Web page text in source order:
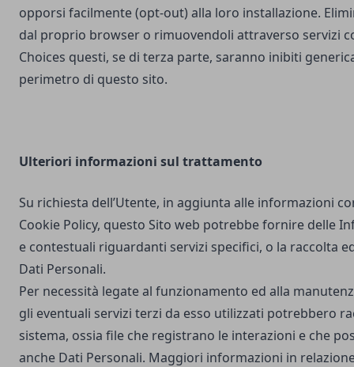
opporsi facilmente (opt-out) alla loro installazione.
dal proprio browser o rimuovendoli attraverso servizi
Choices questi, se di terza parte, saranno inibiti
perimetro di questo sito.
Ulteriori informazioni sul trattamento
Su richiesta dell’Utente, in aggiunta alle informazioni
Cookie Policy, questo Sito web potrebbe fornire delle
e contestuali riguardanti servizi specifici, o la raccolta
Dati Personali.
Per necessità legate al funzionamento ed alla
gli eventuali servizi terzi da esso utilizzati potrebbero
sistema, ossia file che registrano le interazioni e che
anche Dati Personali. Maggiori informazioni in